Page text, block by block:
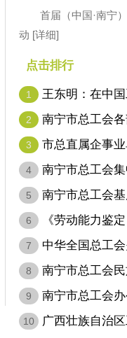
首届（中国·南宁
动 [详细]
点击排行
1
王东明：在中
代表…
2 南宁市总工会
3 市总直属企事
4 南宁市总工会
5
南宁市总工会
名…
6
《劳动能力鉴
病…
7
中华全国总工
会…
8 南宁市总工会
9
南宁市总工会
层…
10
广西壮族自治